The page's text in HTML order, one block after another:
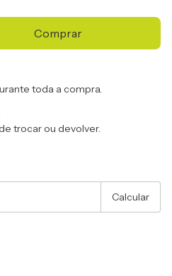
toda a compra.
trocar ou devolver.
Calcular